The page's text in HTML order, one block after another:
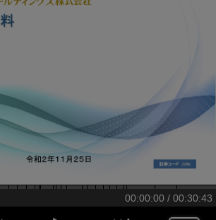
00:00:00 / 00:30:43